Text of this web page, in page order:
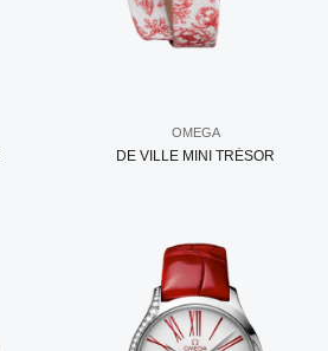
OMEGA
DE VILLE MINI TRÉSOR